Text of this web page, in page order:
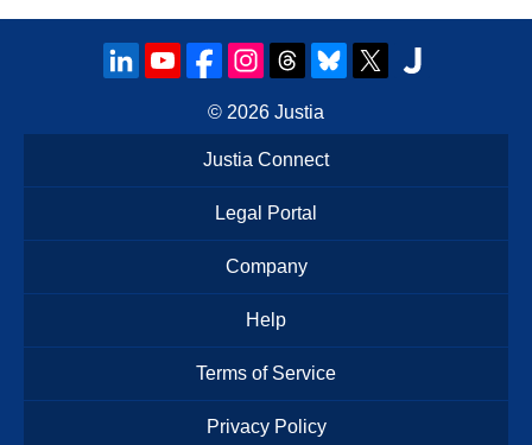
© 2026 Justia
Justia Connect
Legal Portal
Company
Help
Terms of Service
Privacy Policy